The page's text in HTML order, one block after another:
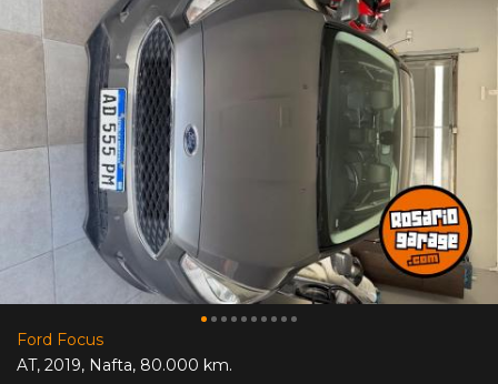
Ford Focus
AT, 2019, Nafta, 80.000 km.